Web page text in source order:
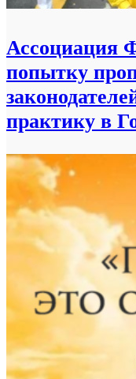
Ассоциация
попытку
практику в